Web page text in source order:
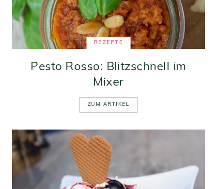
REZEPTE
Pesto Rosso: Blitzschnell im
Mixer
ZUM ARTIKEL